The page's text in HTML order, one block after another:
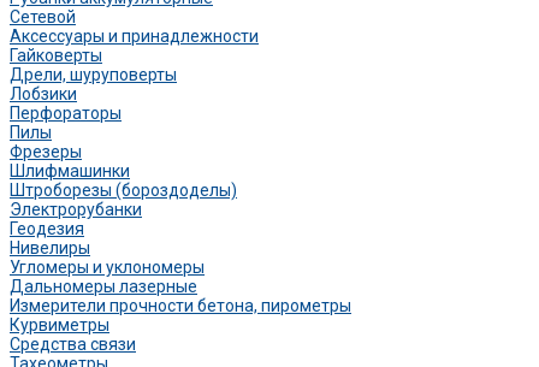
Сетевой
Аксессуары и принадлежности
Гайковерты
Дрели, шуруповерты
Лобзики
Перфораторы
Пилы
Фрезеры
Шлифмашинки
Штроборезы (бороздоделы)
Электрорубанки
Геодезия
Нивелиры
Угломеры и уклономеры
Дальномеры лазерные
Измерители прочности бетона, пирометры
Курвиметры
Средства связи
Тахеометры